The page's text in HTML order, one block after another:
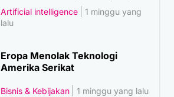
Artificial intelligence
1 minggu yang
lalu
Eropa Menolak Teknologi
Amerika Serikat
Bisnis & Kebijakan 1 minggu yang lalu